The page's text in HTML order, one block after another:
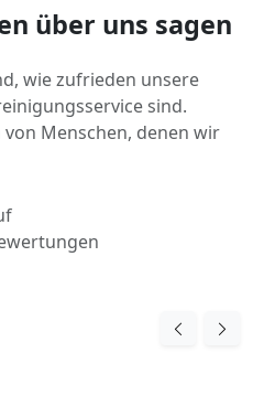
über uns sagen
wie zufrieden unsere
sind.
Menschen, denen wir